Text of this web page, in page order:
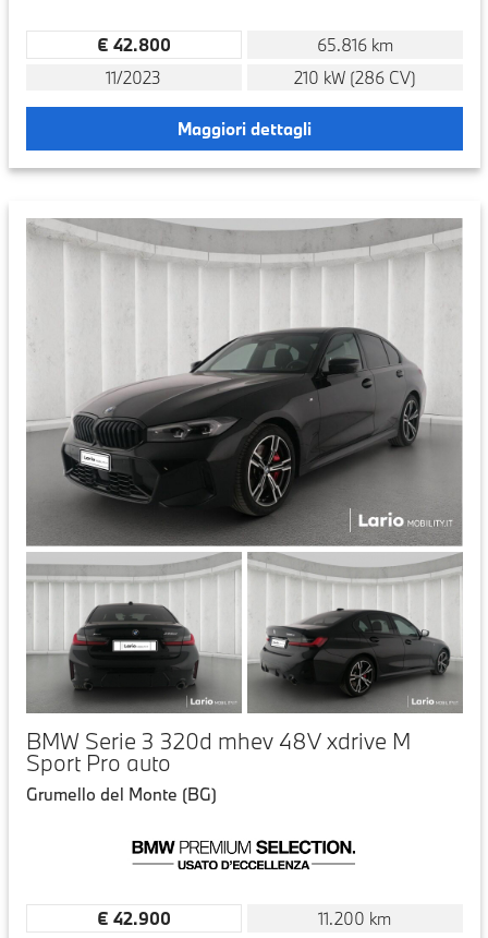
€ 42.800
65.816 km
11/2023
210 kW (286 CV)
Maggiori dettagli
BMW Serie 3 320d mhev 48V xdrive M
Sport Pro auto
Grumello del Monte (BG)
€ 42.900
11.200 km